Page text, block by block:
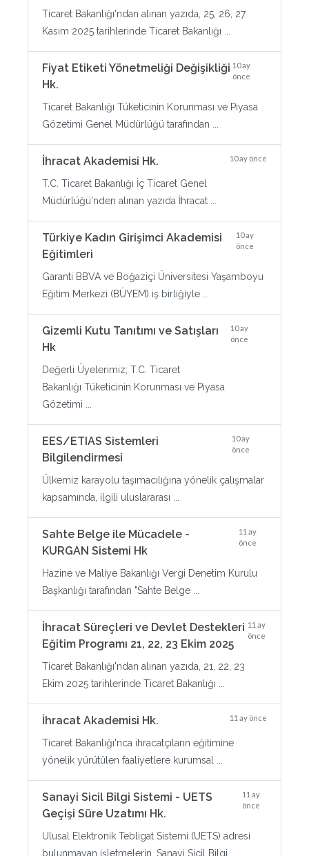
Ticaret Bakanlığı'ndan alınan yazıda, 25, 26, 27
Kasım 2025 tarihlerinde Ticaret Bakanlığı ...
Fiyat Etiketi Yönetmeliği Değişikliği
Hk.
10 ay
önce
Ticaret Bakanlığı Tüketicinin Korunması ve Piyasa
Gözetimi Genel Müdürlüğü tarafından ...
İhracat Akademisi Hk. 10 ay önce
T.C. Ticaret Bakanlığı İç Ticaret Genel
Müdürlüğü'nden alınan yazıda İhracat ...
Türkiye Kadın Girişimci Akademisi
Eğitimleri
10 ay
önce
Garanti BBVA ve Boğaziçi Üniversitesi Yaşamboyu
Eğitim Merkezi (BÜYEM) iş birliğiyle ...
Gizemli Kutu Tanıtımı ve Satışları
Hk
10 ay
önce
Değerli Üyelerimiz; T.C. Ticaret
Bakanlığı Tüketicinin Korunması ve Piyasa
Gözetimi ...
EES/ETIAS Sistemleri
Bilgilendirmesi
10 ay
önce
Ülkemiz karayolu taşımacılığına yönelik çalışmalar
kapsamında, ilgili uluslararası ...
Sahte Belge ile Mücadele -
KURGAN Sistemi Hk
11 ay
önce
Hazine ve Maliye Bakanlığı Vergi Denetim Kurulu
Başkanlığı tarafından "Sahte Belge ...
İhracat Süreçleri ve Devlet Destekleri
Eğitim Programı 21, 22, 23 Ekim 2025
11 ay
önce
Ticaret Bakanlığı'ndan alınan yazıda, 21, 22, 23
Ekim 2025 tarihlerinde Ticaret Bakanlığı ...
İhracat Akademisi Hk. 11 ay önce
Ticaret Bakanlığı'nca ihracatçıların eğitimine
yönelik yürütülen faaliyetlere kurumsal ...
Sanayi Sicil Bilgi Sistemi - UETS
Geçişi Süre Uzatımı Hk.
11 ay
önce
Ulusal Elektronik Tebligat Sistemi (UETS) adresi
bulunmayan işletmelerin, Sanayi Sicil Bilgi ...